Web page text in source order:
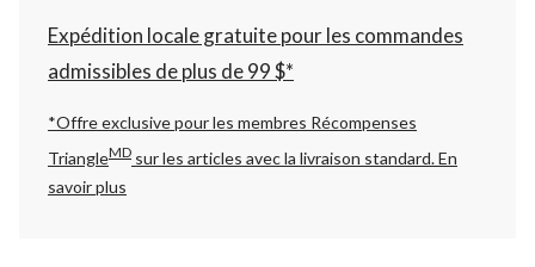
Expédition locale gratuite pour les commandes
admissibles de plus de 99 $*
*Offre exclusive pour les membres Récompenses
TriangleMD sur les articles avec la livraison standard.En
savoir plus